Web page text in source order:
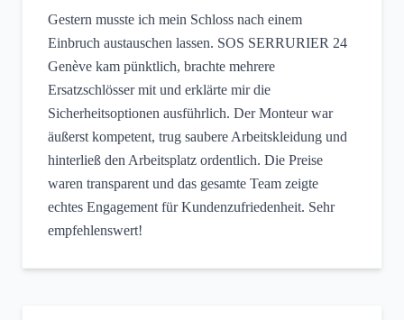
Gestern musste ich mein Schloss nach einem
Einbruch austauschen lassen. SOS SERRURIER 24
Genève kam pünktlich, brachte mehrere
Ersatzschlösser mit und erklärte mir die
Sicherheitsoptionen ausführlich. Der Monteur war
äußerst kompetent, trug saubere Arbeitskleidung und
hinterließ den Arbeitsplatz ordentlich. Die Preise
waren transparent und das gesamte Team zeigte
echtes Engagement für Kundenzufriedenheit. Sehr
empfehlenswert!